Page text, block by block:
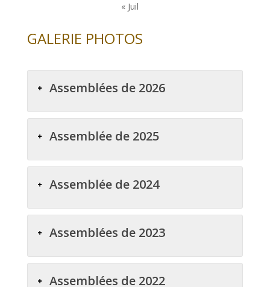
« Juil
GALERIE PHOTOS
Assemblées de 2026
Assemblée de 2025
Assemblée de 2024
Assemblées de 2023
Assemblées de 2022